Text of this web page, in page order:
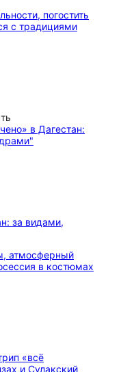
погостить
с традициями
за видами,
атмосферный
в костюмах